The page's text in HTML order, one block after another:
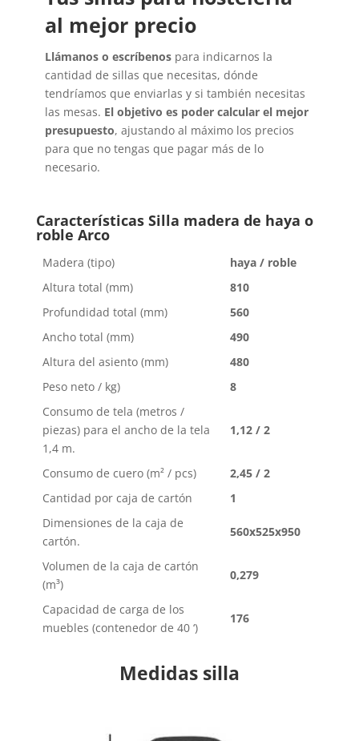
al mejor precio
Llámanos o escríbenospara indicarnos la
cantidad de sillas que necesitas, dónde
tendríamos que enviarlas y si también necesitas
las mesas. El objetivo es poder calcular el mejor
presupuesto, ajustando al máximo los precios
para que no tengas que pagar más de lo
necesario.
Características Silla madera de haya o
roble Arco
Madera (tipo)
haya / roble
Altura total (mm)
810
Profundidad total (mm)
560
Ancho total (mm)
490
Altura del asiento (mm)
480
Peso neto / kg)
8
Consumo de tela (metros /
piezas) para el ancho de la tela
1,4 m.
1,12 / 2
Consumo de cuero (m² / pcs)
2,45 / 2
Cantidad por caja de cartón
1
Dimensiones de la caja de
cartón.
560x525x950
Volumen de la caja de cartón
(m³)
0,279
Capacidad de carga de los
muebles (contenedor de 40 ‘)
176
Medidas silla